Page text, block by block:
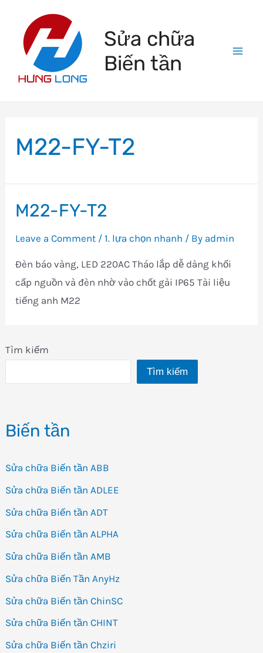
content
Sửa chữa
Biến tần
Tìm kiếm
Tìm kiếm
Biến tần
Sửa chữa Biến tần ABB
Sửa chữa Biến tần ADLEE
Sửa chữa Biến tần ADT
Sửa chữa Biến tần ALPHA
Sửa chữa Biến tần AMB
Sửa chữa Biến Tần AnyHz
Sửa chữa Biến tần ChinSC
Sửa chữa Biến tần CHINT
Sửa chữa Biến tần Chziri
M22-FY-T2
M22-FY-T2
Leave a Comment /1. lựa chọn nhanh / By admin
Đèn báo vàng, LED 220AC Tháo lắp dễ dàng khối
cấp nguồn và đèn nhờ vào chốt gài IP65 Tài liệu
tiếng anh M22